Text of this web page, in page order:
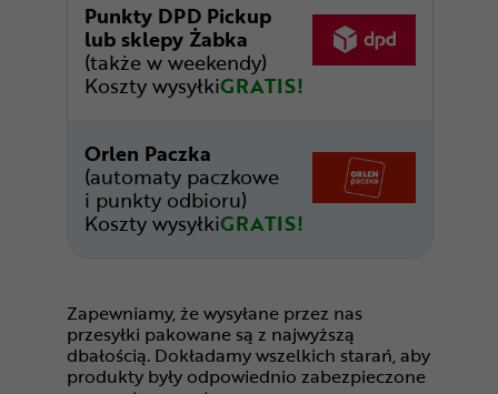
Punkty DPD Pickup
lub sklepy Żabka
(także w weekendy)
Koszty wysyłkiGRATIS!
Orlen Paczka
(automaty paczkowe
i punkty odbioru)
Koszty wysyłkiGRATIS!
Zapewniamy, że wysyłane przez nas
przesyłki pakowane są z najwyższą
dbałością. Dokładamy wszelkich starań, aby
produkty były odpowiednio zabezpieczone